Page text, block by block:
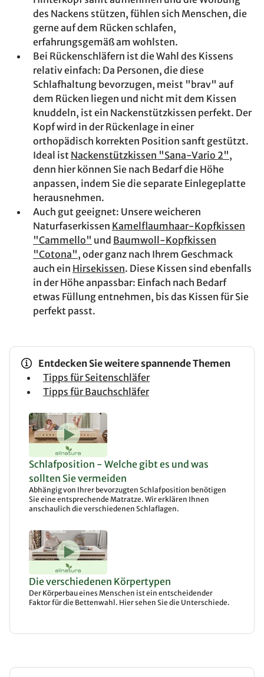
des Nackens stützen, fühlen sich Menschen, die
gerne auf dem Rücken schlafen,
erfahrungsgemäß am wohlsten.
Bei Rückenschläfern ist die Wahl des Kissens
relativ einfach: Da Personen, die diese
Schlafhaltung bevorzugen, meist "brav" auf
dem Rücken liegen und nicht mit dem Kissen
knuddeln, ist ein Nackenstützkissen perfekt. Der
Kopf wird in der Rückenlage in einer
orthopädisch korrekten Position sanft gestützt.
Ideal ist Nackenstützkissen "Sana-Vario 2",
denn hier können Sie nach Bedarf die Höhe
anpassen, indem Sie die separate Einlegeplatte
herausnehmen.
Auch gut geeignet: Unsere weicheren
Naturfaserkissen Kamelflaumhaar-Kopfkissen
"Cammello" und Baumwoll-Kopfkissen
"Cotona", oder ganz nach Ihrem Geschmack
auch ein Hirsekissen. Diese Kissen sind ebenfalls
in der Höhe anpassbar: Einfach nach Bedarf
etwas Füllung entnehmen, bis das Kissen für Sie
perfekt passt.
Entdecken Sie weitere spannende Themen
Tipps für Seitenschläfer
Tipps für Bauchschläfer
Schlafposition - Welche gibt es und was
sollten Sie vermeiden
Abhängig von Ihrer bevorzugten Schlafposition benötigen
Sie eine entsprechende Matratze. Wir erklären Ihnen
anschaulich die verschiedenen Schlaflagen.
Die verschiedenen Körpertypen
Der Körperbau eines Menschen ist ein entscheidender
Faktor für die Bettenwahl. Hier sehen Sie die Unterschiede.